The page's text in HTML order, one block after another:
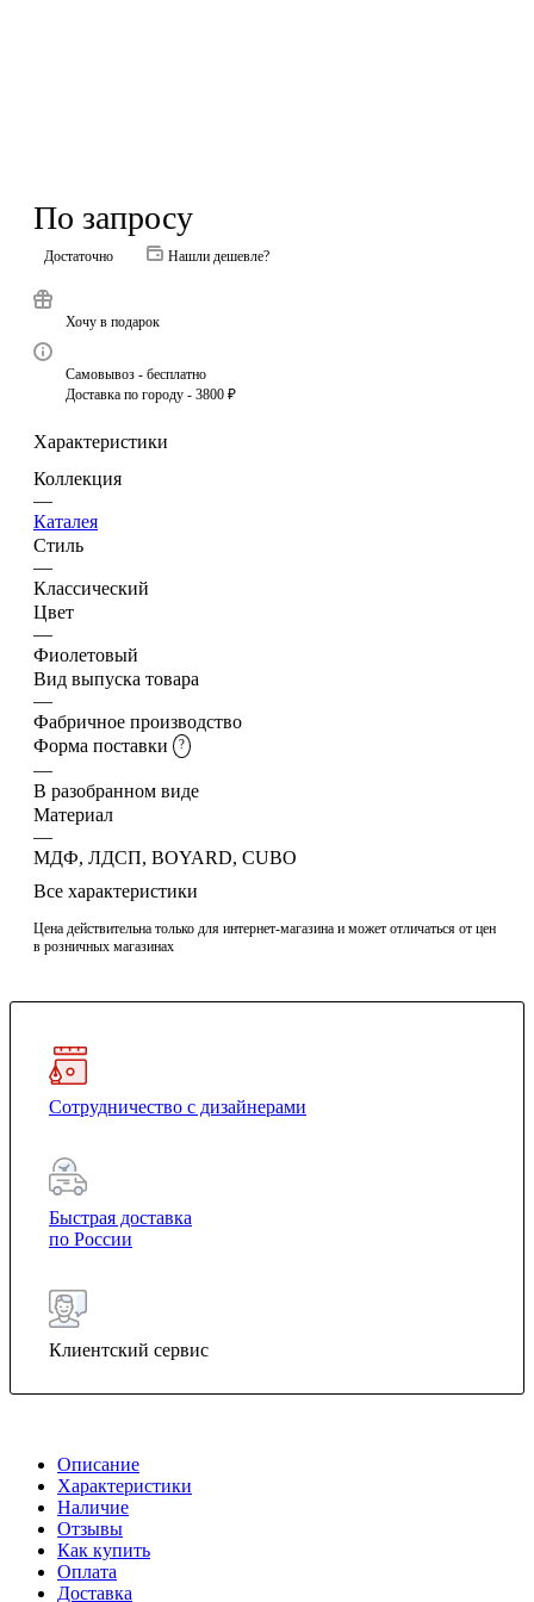
По запросу
Достаточно Нашли дешевле?
Хочу в подарок
Самовывоз - бесплатно
Доставка по городу - 3800 ₽
Характеристики
Коллекция
—
Каталея
Стиль
—
Классический
Цвет
—
Фиолетовый
Вид выпуска товара
—
Фабричное производство
Форма поставки
?
—
В разобранном виде
Материал
—
МДФ, ЛДСП, BOYARD, CUBO
Все характеристики
Цена действительна только для интернет-магазина и может отличаться от цен
в розничных магазинах
Сотрудничество с дизайнерами
Быстрая доставка
по России
Клиентский сервис
Описание
Характеристики
Наличие
Отзывы
Как купить
Оплата
Доставка